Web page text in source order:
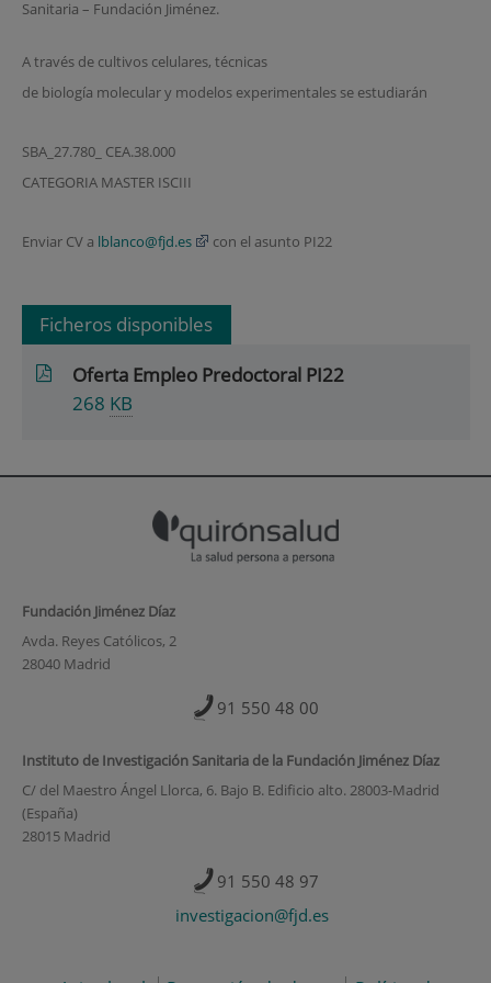
Sanitaria – Fundación Jiménez.
A través de cultivos celulares, técnicas
de biología molecular y modelos experimentales se estudiarán
SBA_27.780_ CEA.38.000
CATEGORIA MASTER ISCIII
Enviar CV a lblanco@fjd.es con el asunto PI22
Ficheros disponibles
Oferta Empleo Predoctoral PI22
268 KB
Fundación Jiménez Díaz
Avda. Reyes Católicos, 2
28040 Madrid
91 550 48 00
Instituto de Investigación Sanitaria de la Fundación Jiménez Díaz
C/ del Maestro Ángel Llorca, 6. Bajo B. Edificio alto. 28003-Madrid
(España)
28015 Madrid
91 550 48 97
investigacion@fjd.es